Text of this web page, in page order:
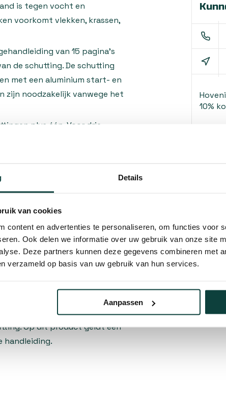
Details
van cookies
content en advertenties te personaliseren, om functies voor
Ook delen we informatie over uw gebruik van onze site
Deze partners kunnen deze gegevens combineren met
verzameld op basis van uw gebruik van hun services.
Aanpassen
is tegen vocht en
voorkomt vlekken, krassen,
van 15 pagina’s
de schutting. De schutting
met een aluminium start- en
zijn noodzakelijk vanwege het
plus één. Voor drie
x 180 cm
is het minimale onderhoud.
worden, is bij deze variant
Dankzij de beschermlaag
waardoor de kleur
schutting is 20 tot 25 jaar,
Op dit product geldt een
handleiding.
10%